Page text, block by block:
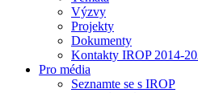
Výzvy
Projekty
Dokumenty
Kontakty IROP 2014-
Pro média
Seznamte se s IROP